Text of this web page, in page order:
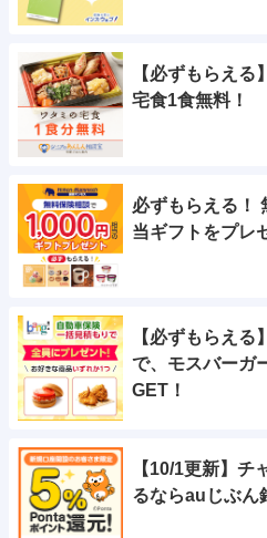
【必ずもらえ
宅食1食無料！
必ずもらえる！
当ギフトをプレ
【必ずもらえる
で、モスバーガ
GET！
【10/1更新】チ
るならauじぶん